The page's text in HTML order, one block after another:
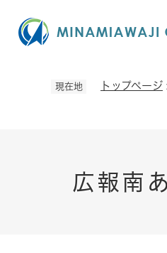
現在地 トップページ
広報南